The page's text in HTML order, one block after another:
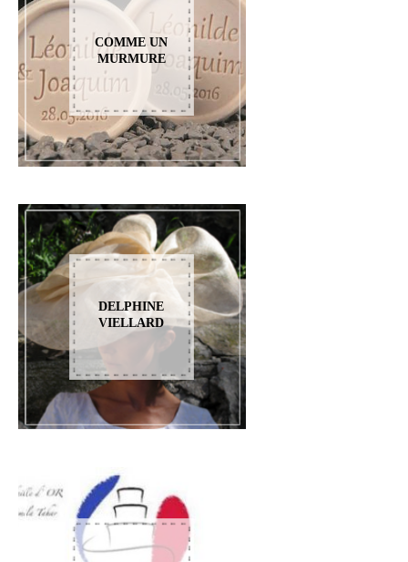
COMME UN
MURMURE
DELPHINE
VIELLARD